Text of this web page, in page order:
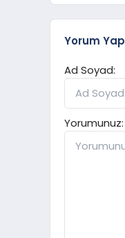
Yorum Yap
Ad Soyad:
Yorumunuz: